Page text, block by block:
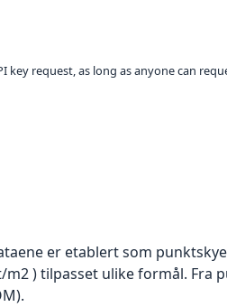
request, as long as anyone can
er etablert som
) tilpasset ulike formål. Fra